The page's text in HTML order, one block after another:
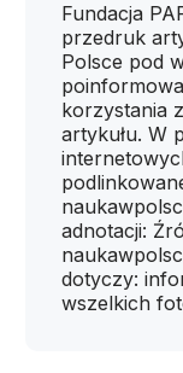
Fundacja
przedruk
Polsce pod
korzystania
artykułu. W
adnotacji:
dotyczy:
wszelkich